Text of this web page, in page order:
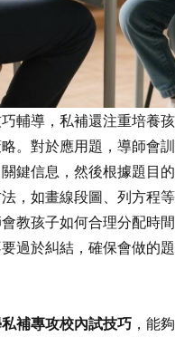
輔導，私補還注重培養
。對於應用題，導師會
鍵信息，然後根據題目
，如畫線段圖、列方程
教孩子如何合理分配時
過於糾結，確保會做的
補專攻校內試技巧 ，能